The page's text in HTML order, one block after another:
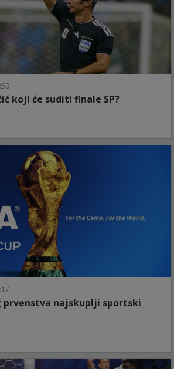
koji će suditi finale SP?
prvenstva najskuplji sportski